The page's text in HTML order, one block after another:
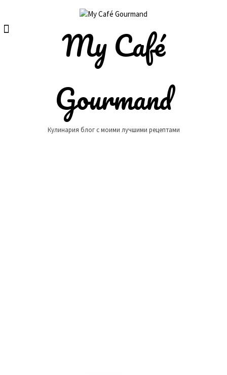
content
My Café
Gourmand
Кулинария блог с моими лучшими рецептами